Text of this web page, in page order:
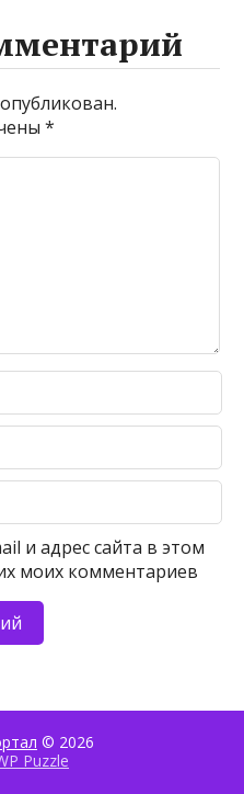
*
и адрес сайта в этом
моих комментариев
© 2026
Puzzle